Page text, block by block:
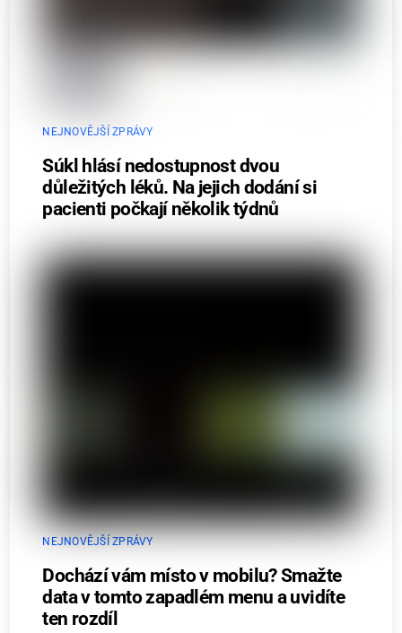
NEJNOVĚJŠÍ ZPRÁVY
Súkl hlásí nedostupnost dvou
důležitých léků. Na jejich dodání si
pacienti počkají několik týdnů
NEJNOVĚJŠÍ ZPRÁVY
Dochází vám místo v mobilu? Smažte
data v tomto zapadlém menu a uvidíte
ten rozdíl